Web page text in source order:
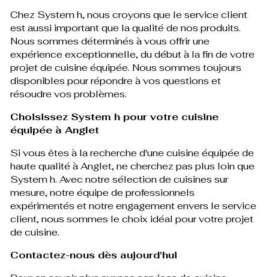
Chez System h, nous croyons que le service client
est aussi important que la qualité de nos produits.
Nous sommes déterminés à vous offrir une
expérience exceptionnelle, du début à la fin de votre
projet de cuisine équipée. Nous sommes toujours
disponibles pour répondre à vos questions et
résoudre vos problèmes.
Choisissez System h pour votre cuisine
équipée à Anglet
Si vous êtes à la recherche d'une cuisine équipée de
haute qualité à Anglet, ne cherchez pas plus loin que
System h. Avec notre sélection de cuisines sur
mesure, notre équipe de professionnels
expérimentés et notre engagement envers le service
client, nous sommes le choix idéal pour votre projet
de cuisine.
Contactez-nous dès aujourd'hui